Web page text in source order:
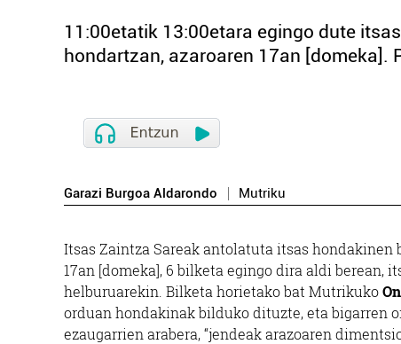
11:00etatik 13:00etara egingo dute
hondartzan, azaroaren 17an [domeka].
Garazi Burgoa Aldarondo Mutriku
Itsas Zaintza Sareak antolatuta itsas hondakinen
17an [domeka], 6 bilketa egingo dira aldi berean,
helburuarekin. Bilketa horietako bat Mutrikuko
orduan hondakinak bilduko dituzte, eta bigarren
ezaugarrien arabera, “jendeak arazoaren